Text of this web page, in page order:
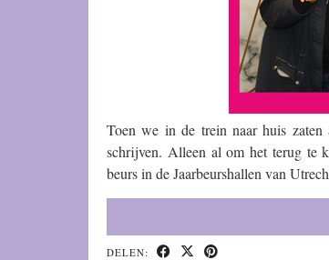
Toen we in de trein naar huis
schrijven. Alleen al om het terug te
beurs in de Jaarbeurshallen van
DELEN: